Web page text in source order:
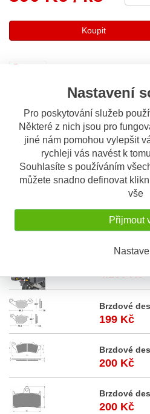
Nastavení
Pro poskytování služeb
Některé z nich jsou pro
jiné nám pomohou vylepšit
rychleji vás navést k
Souhlasíte s používáním
můžete snadno definovat
vše
Přijmout
Koupit
Popis Odeslat dotaz
Popis výrobku
Univerzální el. odpor pro motocykly
V balení:
4 el. pásky
4.250 Kč
Brzdové
199 Kč
Brzdové
200 Kč
Brzdové
200 Kč